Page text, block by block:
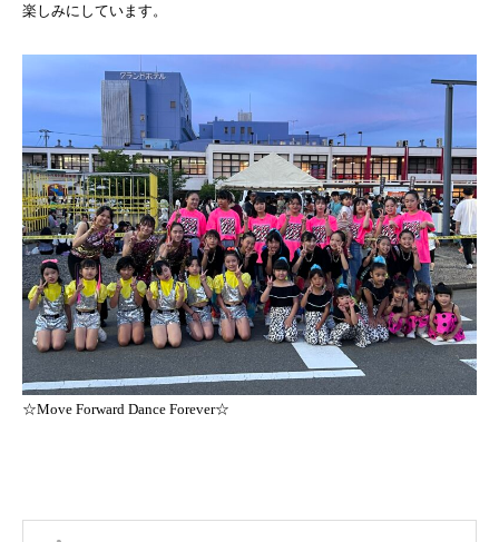
楽しみにしています。
☆Move Forward Dance Forever☆